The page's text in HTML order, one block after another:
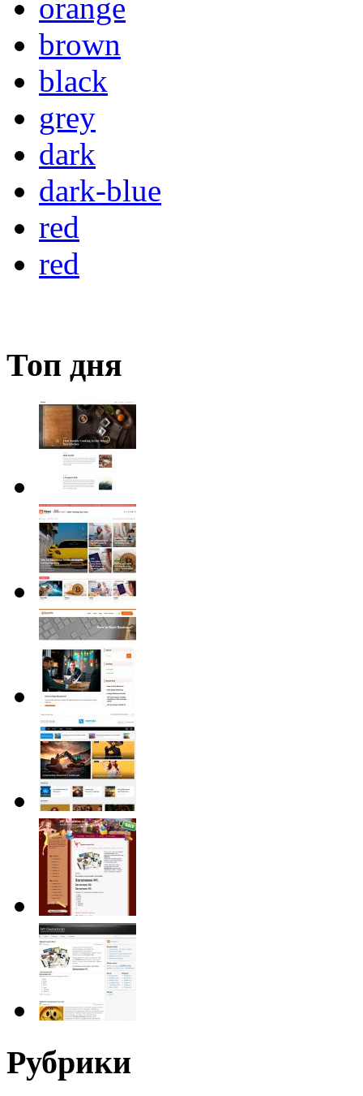
orange
brown
black
grey
dark
dark-blue
red
red
Топ дня
Рубрики